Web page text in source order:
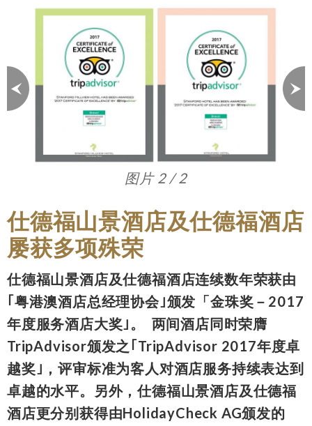
图片 1 / 2
仕德福山景酒店及仕德福酒店
屡获多项殊荣
仕德福山景酒店及仕德福酒店连续数年荣获由
｢粤港澳酒店总经理协会｣颁发「金珠奖－2017
年度服务酒店大奖｣。 两间酒店同时荣膺
TripAdvisor颁发之｢TripAdvisor 2017年度卓
越奖｣，评审标准为客人对酒店服务持续表达到
卓越的水平。另外，仕德福山景酒店及仕德福
酒店更分别获得由HolidayCheck AG颁发的